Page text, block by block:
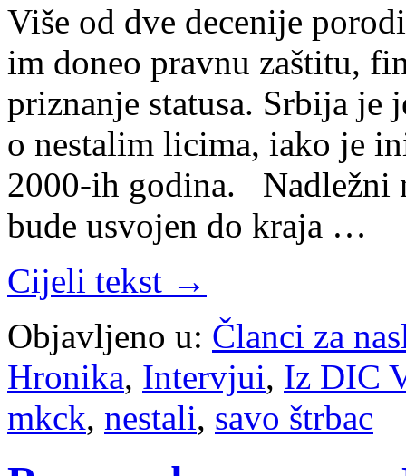
Više od dve decenije
im doneo pravnu zaštitu,
priznanje statusa. Srbija je
o nestalim licima, iako je
2000-ih godina. Nadležni
bude usvojen do kraja …
Cijeli tekst →
Objavljeno u: Članci za
Hronika, Intervjui, Iz DIC
mkck, nestali, savo štrbac